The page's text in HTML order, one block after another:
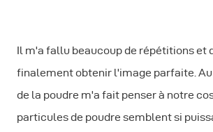
Il m'a fallu beaucoup de répétitions et
finalement obtenir l'image parfaite.
de la poudre m'a fait penser à notre
particules de poudre semblent si